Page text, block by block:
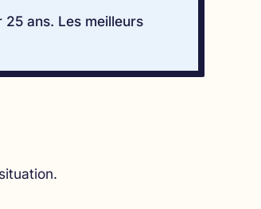
ans. Les meilleurs